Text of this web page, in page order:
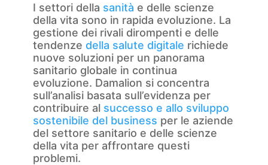
I settori della sanità e delle scienze
della vita sono in rapida evoluzione. La
gestione dei rivali dirompenti e delle
tendenze della salute digitale richiede
nuove soluzioni per un panorama
sanitario globale in continua
evoluzione. Damalion si concentra
sull’analisi basata sull’evidenza per
contribuire al successo e allo sviluppo
sostenibile del business per le aziende
del settore sanitario e delle scienze
della vita per affrontare questi
problemi.